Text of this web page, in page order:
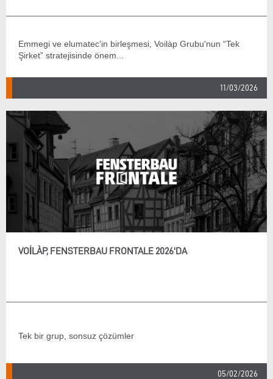
Emmegi ve elumatec'in birleşmesi, Voilàp Grubu'nun “Tek
Şirket” stratejisinde önem...
11/03/2026
VOILÀP, FENSTERBAU FRONTALE 2026'DA
Tek bir grup, sonsuz çözümler
05/02/2026